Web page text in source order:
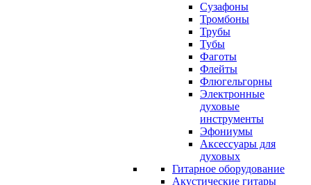
Сузафоны
Тромбоны
Трубы
Тубы
Фаготы
Флейты
Флюгельгорны
Электронные
духовые
инструменты
Эфониумы
Аксессуары для
духовых
Гитарное оборудование
Акустические гитары